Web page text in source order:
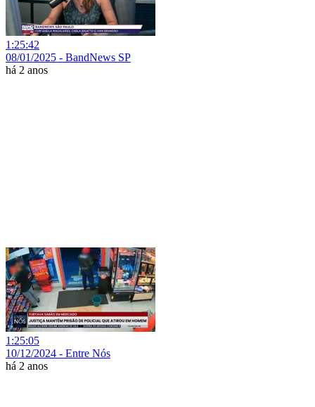
1:25:42
08/01/2025 - BandNews SP
há 2 anos
1:25:05
10/12/2024 - Entre Nós
há 2 anos